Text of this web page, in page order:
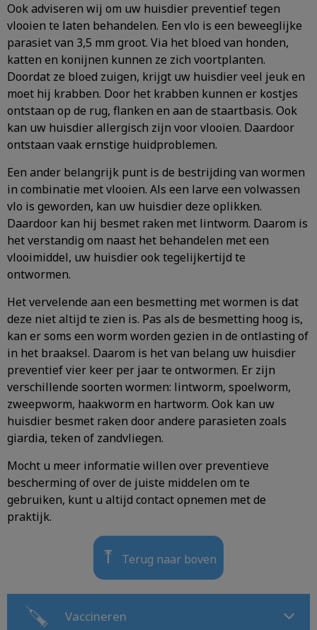
Ook adviseren wij om uw huisdier preventief tegen
vlooien te laten behandelen. Een vlo is een beweeglijke
parasiet van 3,5 mm groot. Via het bloed van honden,
katten en konijnen kunnen ze zich voortplanten.
Doordat ze bloed zuigen, krijgt uw huisdier veel jeuk en
moet hij krabben. Door het krabben kunnen er kostjes
ontstaan op de rug, flanken en aan de staartbasis. Ook
kan uw huisdier allergisch zijn voor vlooien. Daardoor
ontstaan vaak ernstige huidproblemen.
Een ander belangrijk punt is de bestrijding van wormen
in combinatie met vlooien. Als een larve een volwassen
vlo is geworden, kan uw huisdier deze oplikken.
Daardoor kan hij besmet raken met lintworm. Daarom is
het verstandig om naast het behandelen met een
vlooimiddel, uw huisdier ook tegelijkertijd te
ontwormen.
Het vervelende aan een besmetting met wormen is dat
deze niet altijd te zien is. Pas als de besmetting hoog is,
kan er soms een worm worden gezien in de ontlasting of
in het braaksel. Daarom is het van belang uw huisdier
preventief vier keer per jaar te ontwormen. Er zijn
verschillende soorten wormen: lintworm, spoelworm,
zweepworm, haakworm en hartworm. Ook kan uw
huisdier besmet raken door andere parasieten zoals
giardia, teken of zandvliegen.
Mocht u meer informatie willen over preventieve
bescherming of over de juiste middelen om te
gebruiken, kunt u altijd contact opnemen met de
praktijk.
⤒ Terug naar boven
Vaccineren